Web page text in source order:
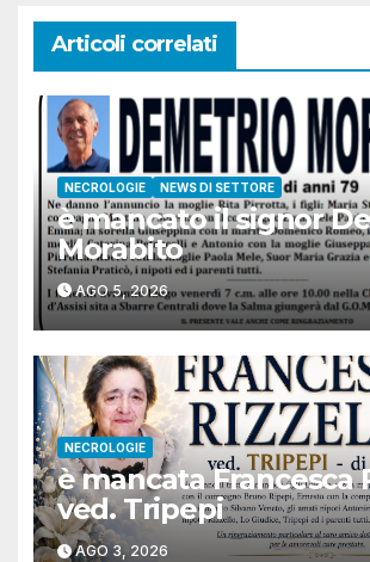
Articoli correlati
NECROLOGIE NEWS DI SETTORE
è mancato il signor
Morabito
AGO 5, 2026
NECROLOGIE
è mancata Francesca
ved. Tripepi
AGO 3, 2026